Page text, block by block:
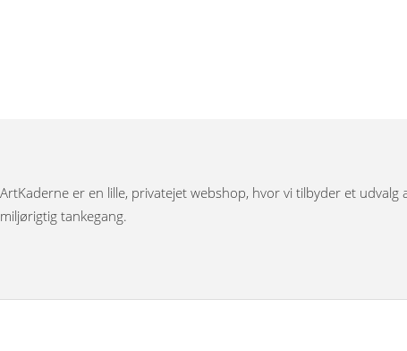
ArtKaderne er en lille, privatejet webshop, hvor vi tilbyder et
miljørigtig tankegang.